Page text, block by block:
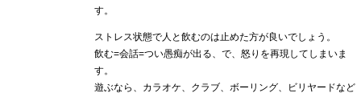
す。
ストレス状態で人と飲むのは止めた方が良いでしょう。
飲む=会話=つい愚痴が出る、で、怒りを再現してしまいま
す。
遊ぶなら、カラオケ、クラブ、ボーリング、ビリヤードなど